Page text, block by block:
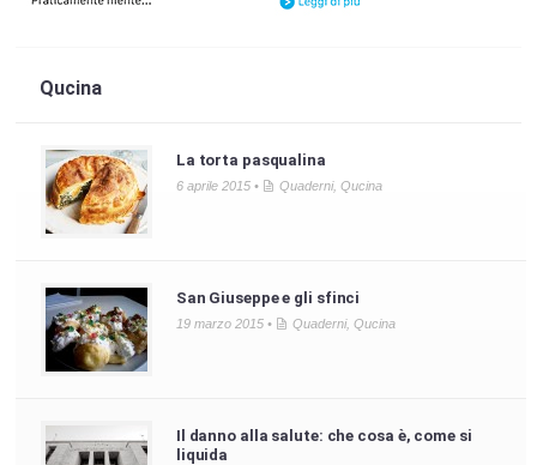
Qucina
La torta pasqualina
6 aprile 2015 • Quaderni, Qucina
San Giuseppe e gli sfinci
19 marzo 2015 • Quaderni, Qucina
Il danno alla salute: che cosa è, come si
liquida